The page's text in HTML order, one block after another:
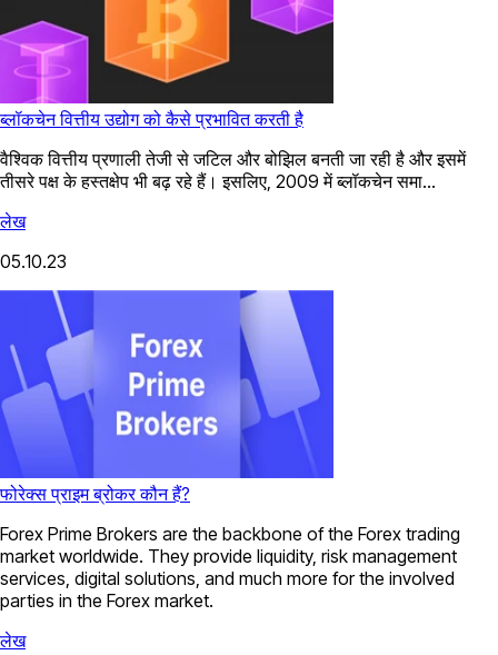
ब्लॉकचेन वित्तीय उद्योग को कैसे प्रभावित करती है
वैश्विक वित्तीय प्रणाली तेजी से जटिल और बोझिल बनती जा रही है और इसमें
तीसरे पक्ष के हस्तक्षेप भी बढ़ रहे हैं। इसलिए, 2009 में ब्लॉकचेन समा...
लेख
05.10.23
फोरेक्स प्राइम ब्रोकर कौन हैं?
Forex Prime Brokers are the backbone of the Forex trading
market worldwide. They provide liquidity, risk management
services, digital solutions, and much more for the involved
parties in the Forex market.
लेख